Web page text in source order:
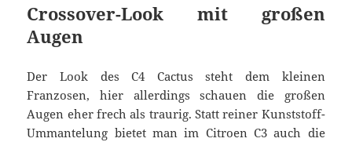
Crossover-Look mit großen
Augen
Der Look des C4 Cactus steht dem kleinen
Franzosen, hier allerdings schauen die großen
Augen eher frech als traurig. Statt reiner Kunststoff-
Ummantelung bietet man im Citroen C3 auch die